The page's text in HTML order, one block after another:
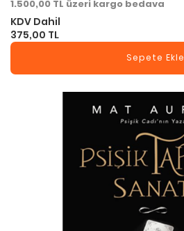
1.500,00 TL üzeri kargo bedava
KDV Dahil
375,00 TL
Sepete Ekle